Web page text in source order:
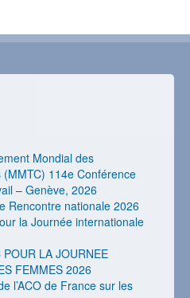
Mondial des
114e Conférence
– Genève, 2026
Rencontre nationale 2026
la Journée internationale
LA JOURNEE
FEMMES 2026
l’ACO de France sur les